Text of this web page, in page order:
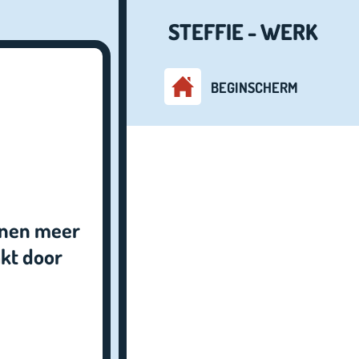
meer
door
STEFFIE - WERK
BEGINSCHERM